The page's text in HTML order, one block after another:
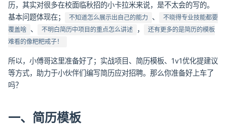
历，其实对很多在校面临秋招的小卡拉米来说，是不太会的写的。
基本问题体现在；
不知道怎么展示出自己的能力 、
不晓得专业技能都要
覆盖啥
、 不明白简历中项目的重点怎么讲述 ，
还有更多的是简历的模板
难看的像粑粑戒子！
所以，小傅哥这里准备好了；实战项目、简历模板、1v1优化提建议
等方式，助力于小伙伴们编写简历应对招聘。那么你准备好上车了
吗？
一、简历模板